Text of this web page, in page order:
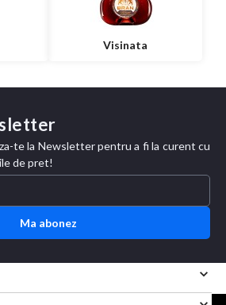
Visinata
te la Newsletter pentru a fi la curent cu
de pret!
Ma abonez